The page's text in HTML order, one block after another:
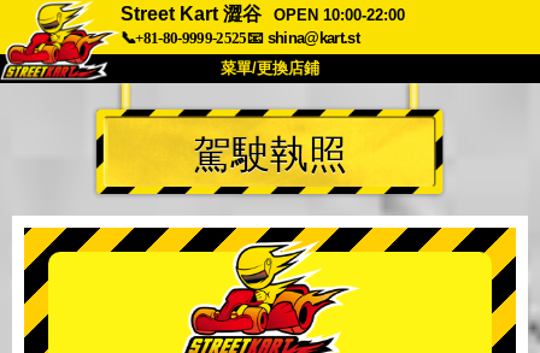
Street Kart 澀谷
OPEN 10:00-22:00
📞+81-80-9999-2525📧 shina@kart.st
菜單/更換店鋪
首頁
關於 規格 價格
公司 預訂
更換店鋪
駕駛執照